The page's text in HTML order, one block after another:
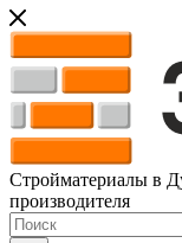
Стройматериалы в
производителя